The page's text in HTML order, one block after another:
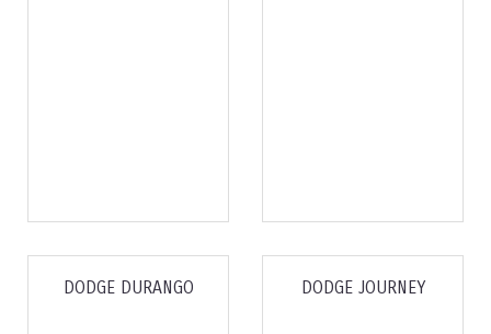
DODGE DURANGO DODGE JOURNEY